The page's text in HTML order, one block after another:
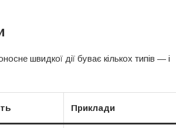
швидкої дії буває кількох типів — і
Приклади